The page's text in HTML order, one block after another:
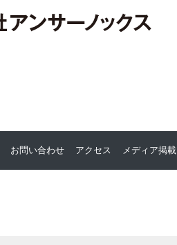
お問い合わせ アクセス メディア掲載